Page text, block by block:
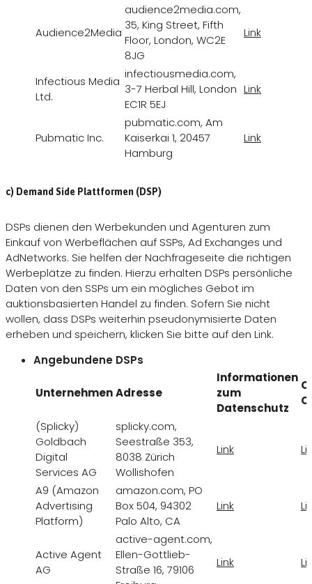
Audience2Media
audience2media.com,
35, King Street, Fifth
Floor, London, WC2E
8JG
Link
Infectious Media
Ltd.
infectiousmedia.com,
3-7 Herbal Hill, London
EC1R 5EJ
Link
Pubmatic Inc.
pubmatic.com, Am
Kaiserkai 1, 20457
Hamburg
Link
c) Demand Side Plattformen (DSP)
DSPs dienen den Werbekunden und Agenturen zum
Einkauf von Werbeflächen auf SSPs, Ad Exchanges und
AdNetworks. Sie helfen der Nachfrageseite die richtigen
Werbeplätze zu finden. Hierzu erhalten DSPs persönliche
Daten von den SSPs um ein mögliches Gebot im
auktionsbasierten Handel zu finden. Sofern Sie nicht
wollen, dass DSPs weiterhin pseudonymisierte Daten
erheben und speichern, klicken Sie bitte auf den Link.
Angebundene DSPs
UnternehmenAdresse
Informationen
zum
Datenschutz
(Splicky)
Goldbach
Digital
Services AG
splicky.com,
Seestraße 353,
8038 Zürich
Wollishofen
Link
A9 (Amazon
Advertising
Platform)
amazon.com, PO
Box 504, 94302
Palo Alto, CA
Link
Active Agent
AG
active-agent.com,
Ellen-Gottlieb-
Straße 16, 79106
Link